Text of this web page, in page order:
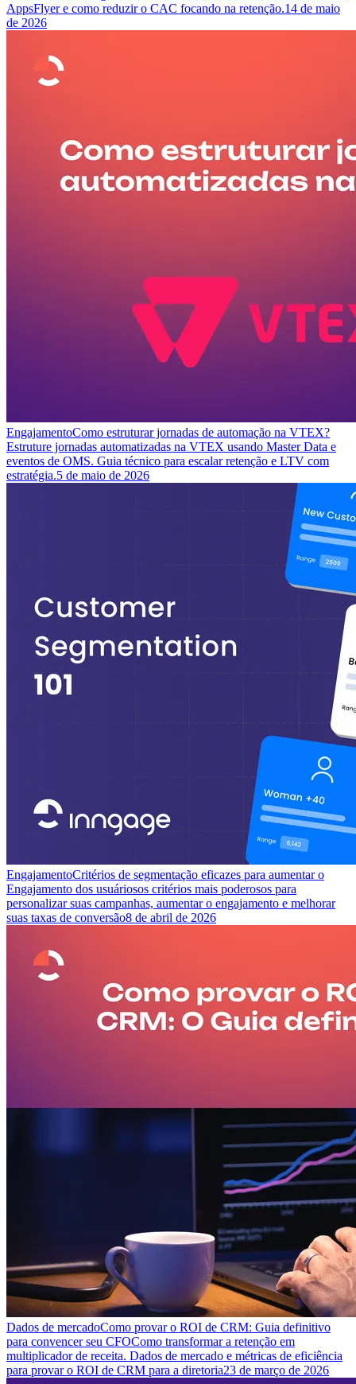
AppsFlyer e como reduzir o CAC focando na retenção.14 de maio
de 2026
EngajamentoComo estruturar jornadas de automação na VTEX?
Estruture jornadas automatizadas na VTEX usando Master Data e
eventos de OMS. Guia técnico para escalar retenção e LTV com
estratégia.5 de maio de 2026
EngajamentoCritérios de segmentação eficazes para aumentar o
Engajamento dos usuáriosos critérios mais poderosos para
personalizar suas campanhas, aumentar o engajamento e melhorar
suas taxas de conversão8 de abril de 2026
Dados de mercadoComo provar o ROI de CRM: Guia definitivo
para convencer seu CFOComo transformar a retenção em
multiplicador de receita. Dados de mercado e métricas de eficiência
para provar o ROI de CRM para a diretoria23 de março de 2026